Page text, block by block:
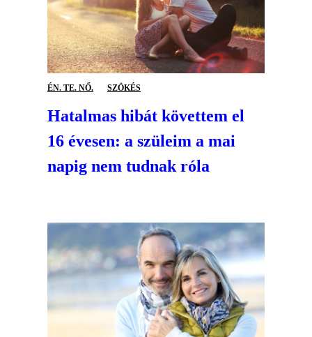
ÉN. TE. NŐ. SZÖKÉS
Hatalmas hibát követtem el
16 évesen: a szüleim a mai
napig nem tudnak róla